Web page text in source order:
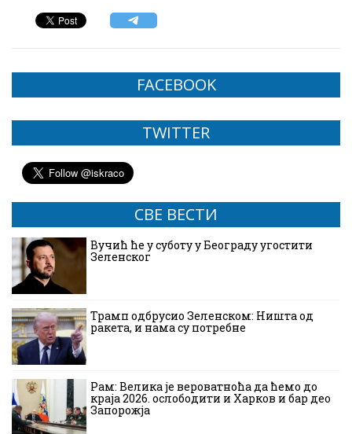
FACEBOOK
TWITTER
СВЕ ВЕСТИ
Вучић ће у суботу у Београду угостити
Зеленског
Трамп одбрусио Зеленском: Ништа од
ракета, и нама су потребне
Рам: Велика је вероватноћа да ћемо до
краја 2026. ослободити и Харков и бар део
Запорожја